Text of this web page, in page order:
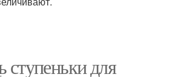
ступеньки для